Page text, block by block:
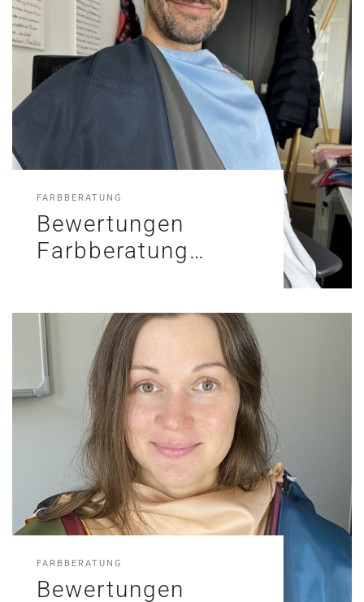
FARBBERATUNG
Bewertungen
Farbberatung…
FARBBERATUNG
Bewertungen